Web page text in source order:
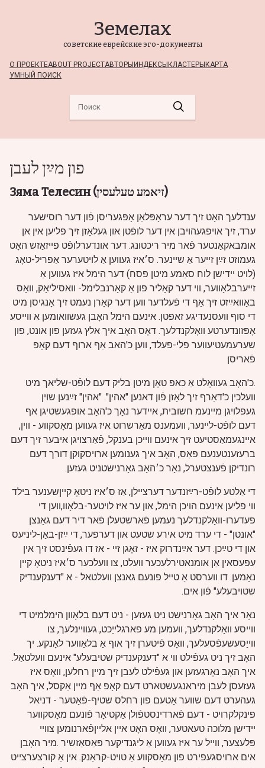
Земелах
советские еврейские эго-документы
О ПРОЕКТЕABOUT PROJECTАВТОРЫ ИНДЕКСЫ КЛАСТЕРЫ КАРТА
УМНЫЙ ПОИСК
פון מײַן לעבן
Зяма Телесин (זיאמע טעלעסין)
ענדלעך האָט זיך דער עראָפּלאַן אָפּגעריסן פֿון דער רוסישער
ערד, זיך אויפגעהויבן אין דער לופֿטן און געלאָזן זיך פליען אין אן
אומבאקאַנטער פֿאר מיר ריכטונג. דער אונדערלופֿט פייזאַזש האָט
געמוזט זײַן זייער אַ שיינער. ס׳איז געווען אַ לויטערער אַפּריל-טאָג
(לויט ײדישן לוח סאַמע מיטן פסח) דער הימל איז געווען אַ
זייערבלאָווער, ווי דער קאָליר פון אַ קאָרנבלימל- וואסיליאָק, וואָס
באַוואײַזט זיך אַף די פֿעלדער ווען דער קאָרן נעמט זיך אָנגיסן מיט
די סוף וועסנעדיגע זאפטן. אינעם הימל האָבן געשוואומען א ווייסע
אָפּזונדערטע וואָלקנדלעך. דאָס האָב איך אלץ געזען פון אונט, פון
שערעמעטיעווער פלי-פעלד, ווען כ'האב אַף ארוף דעם קאָפּ
פֿאריסן
.כ'האָב געוואָלט אַ כאפּ טאָן מיטן בליק דעם לופֿט-שליאך מיט
וועלכין כ'דאַרף זיך לאָזן פֿון דאנען "אהין". "אהין" זײַנען שוין
געפלויגן מיינעמ חשובית, איידער נאָך כ'האָב אופגעשטיגן אף
דעם לופֿט-ליינער, וועמענס מאַרשרוט איז געווען מאָסקווע - ווין,
איינגעמאַסטיעט זיך אינעם ווייכן בענקל, פֿאַרצויגן איבער זיך דעם
ברעזענטענעם פּאַס, האָב איך גענומען ארויסקוקן דורך דעם
רונדיקן פֿענצטערל, נאָר כ׳האָב גאָרנישטניט געזען.
די אַלטע לופֿט-רײַזנדער דערציילן, אַז ס׳איז ניטאָ קײןשענער בילד
ווי פליען אינעם הויכן הימל, און ער איז לויטער-בלאָוו,ווען די
פעדערו-וואָלקנדלעך נעמען פֿארשטעלן פֿאר דיר דעם גאַנצן
"אונטן" - די ערד מיט אירע שטעט און דערפער, די ײַזן-באַן-ליניעס
און די טײַכן. דער אײַנדרוק איז - זאָגן זיי - אז דו געפֿינסט זיך אין
עפעסאין אַן אומנאטירלעכער וועלט, צו וועלכער ס׳איז ניטאָ קיין
נאָמען. דו ווערסט אַ טייל פונעם גאנצן וועלטאל - א "דענקענדיק
שטויבעלע" פֿון אים.
נאָר איך האָב גאָרנישט ניט געזען - ניט דעם בלאָוון הימלמיט די
ווייסע וואָלקנדלעך, וועמען מע פארגלייַכט, געוויינלעך, צו
ווייַסעשעפֿסעלעך, וואָס פֿיטערן זיך אוף אַ בלאַווער לאָנקע. יך
האָב זיך ניט געפֿילט ווי א "דענקענדיק שטיבעלע" אינעם וועלטאַל.
איך האָב נאָרגעזען און געפֿילט לעבן זיך מיין רחלען, וואָס איז
געזעסן לעבן מיראנגעשטארט דעם קאָפ אַף מיין אַקסל, איך האָב
געהערט דעם שווער אָטעם פון רחלס שטיף-פֿאָטער - דניאל
פינקלקרויט - דעם פֿארדינסטפֿולן אַקטיאָר פֿונעם מאָסקווער
יידישן מלוכה טעאטער, וואָס האָט איין אלייןפֿארנומען צוויי
פּלעצער, ווייל ער איז געווען אַ ליגנדיקער פּאַסאַזשיר .מיר האָבן
אים ארויסגעפירט פון מאָסקווע אַ טויט-קראַנק. אין אַ קורצערצייט